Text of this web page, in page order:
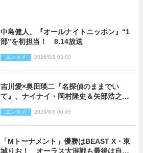
中島健人、『オールナイトニッポン』“1
部”を初担当！ 8.14放送
エンタメ 2026/8/8 03:00
吉川愛×奥田瑛二『名探偵のままでい
て』、ナイナイ・岡村隆史＆矢部浩之の
エンタメ 2026/8/8 00:45
「Mトーナメント」優勝はBEAST X・東
城りお！ オーラス大混戦も最後は自ら